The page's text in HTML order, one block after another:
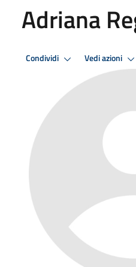
Adriana
Condividi Vedi azioni